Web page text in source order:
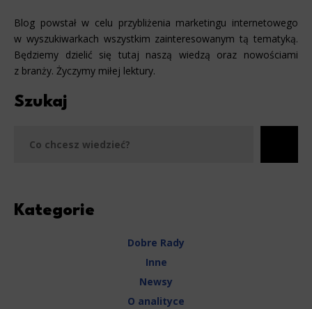
Blog powstał w celu przybliżenia marketingu internetowego
w wyszukiwarkach wszystkim zainteresowanym tą tematyką.
Będziemy dzielić się tutaj naszą wiedzą oraz nowościami
z branży. Życzymy miłej lektury.
Szukaj
Kategorie
Dobre Rady
Inne
Newsy
O analityce